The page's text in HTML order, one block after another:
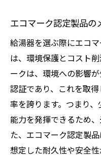
全員参加で楽
家庭内でのエ
家族で取り組
給湯器を賢く使っ
エコモードの
給湯器のライ
再生可能エネ
エネルギー管
エコマーク認定製品の
給湯器を選ぶ際にエコ
は、環境保護とコスト
ークは、環境への影響
認証であり、これを取
率を誇ります。つまり
能力を発揮できるため
た、エコマーク認定製
想定した耐久性や安全